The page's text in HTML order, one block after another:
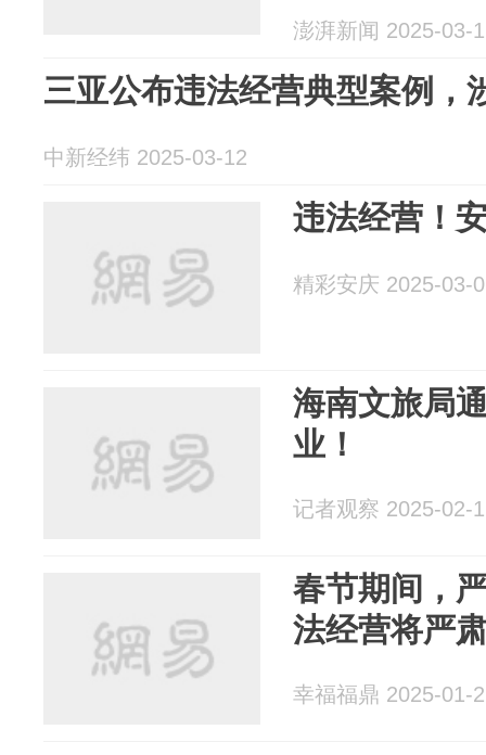
澎湃新闻 2025-03-
三亚公布违法经营典型案例，
中新经纬 2025-03-12
违法经营！
精彩安庆 2025-03-
海南文旅局
业！
记者观察 2025-02-
春节期间，
法经营将严
幸福福鼎 2025-01-